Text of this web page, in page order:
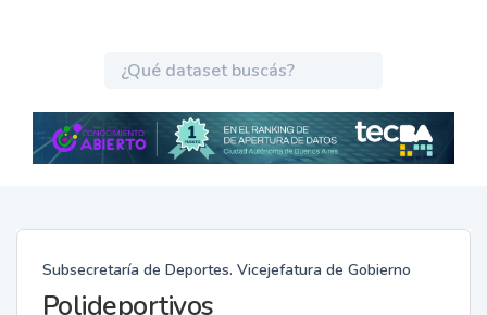
Subsecretaría de Deportes. Vicejefatura de Gobierno
Polideportivos